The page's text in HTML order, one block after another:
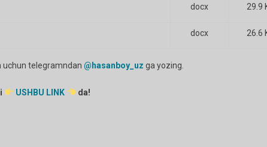
docx 29.9
docx 26.6
uchun telegramndan @hasanboy_uz ga yozing.
USHBU LINK da!